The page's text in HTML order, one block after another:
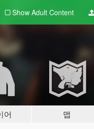
Show Adult Content
어 맵